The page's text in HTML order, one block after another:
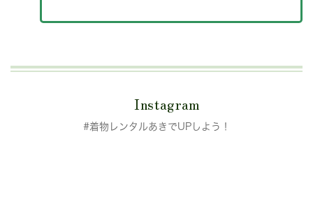
Instagram
#着物レンタルあきでUPしよう！